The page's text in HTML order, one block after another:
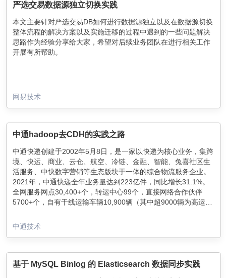
严选交易数据源独立切换实践
本文主要针对严选交易DB如何进行数据源独立以及在数据源切换
整体流程的解决方案以及实施迁移的过程中遇到的一些问题解决
思路作为经验分享给大家，希望对后续业务团队在进行相关工作
开展有所帮助。
网易技术
中通hadoop去CDH的实践之路
中通快递创建于2002年5月8日，是一家以快递为核心业务，集跨
境、快运、商业、云仓、航空、冷链、金融、智能、兔喜社区生
活服务、中快数字营销等生态版块于一体的综合物流服务企业。
2021年，中通快递全年业务量达到223亿件，同比增长31.1%。
全网服务网点30,400+个，转运中心99个，直接网络合作伙伴
5700+个，自有干线运输车辆10,900辆（其中超9000辆为高运力
乡镇覆盖率超过93%。科技中通大数据中心支撑了公司的业务，
现在有了两个IDC，Hadoop集群规模达到了上千台，存储达到了
签。首先，客户通过线上或线下的方式和快递员取得联系，填写
寄件人等信息，将快递A交给快递员。快递A经过称重、打单、扫
后，发件网点的快递员将快递A进行建包、装包、装车，由发件
网点发出，发往首转运中心。快递A经首转运中心被运输到末转
中通技术
基于 MySQL Binlog 的 Elasticsearch 数据同步实践